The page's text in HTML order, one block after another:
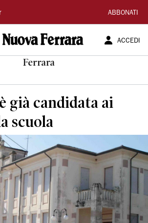
ABBONATI
ACCEDI
Ferrara
già candidata ai
scuola